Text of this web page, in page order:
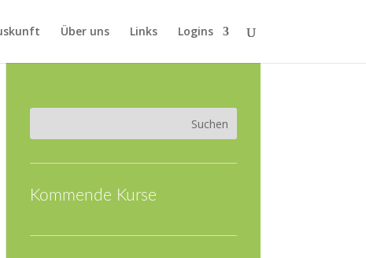
Über uns Links Logins
Kommende Kurse